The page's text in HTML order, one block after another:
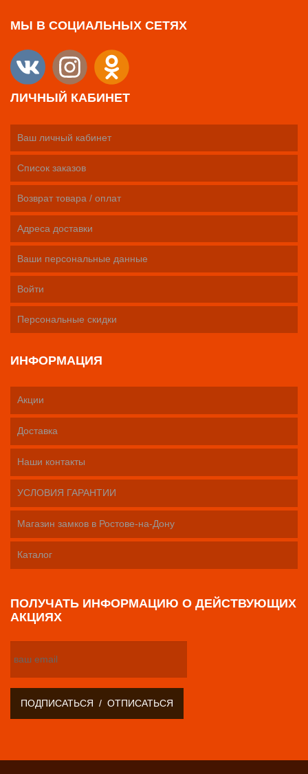
МЫ В СОЦИАЛЬНЫХ СЕТЯХ
ЛИЧНЫЙ КАБИНЕТ
Ваш личный кабинет
Список заказов
Возврат товара / оплат
Адреса доставки
Ваши персональные данные
Войти
Персональные скидки
ИНФОРМАЦИЯ
Акции
Доставка
Наши контакты
УСЛОВИЯ ГАРАНТИИ
Магазин замков в Ростове-на-Дону
Каталог
ПОЛУЧАТЬ ИНФОРМАЦИЮ О ДЕЙСТВУЮЩИХ
АКЦИЯХ